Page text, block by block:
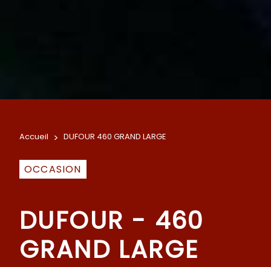
Accueil > DUFOUR 460 GRAND LARGE
OCCASION
DUFOUR - 460
GRAND LARGE